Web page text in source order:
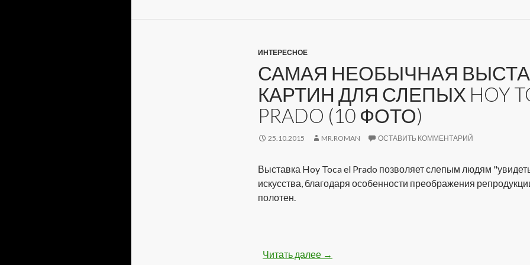
ИНТЕРЕСНОЕ
САМАЯ НЕОБЫЧНАЯ
КАРТИН ДЛЯ СЛЕПЫХ HOY
PRADO (10 ФОТО)
25.10.2015 MR.ROMAN ОСТАВИТЬ КОММЕНТАРИЙ
Выставка Hoy Toca el Prado позволяет слепым людям
искусства, благодаря особенности преображения
полотен.
Читать далее Самая необычная выставка картин для слепых
→